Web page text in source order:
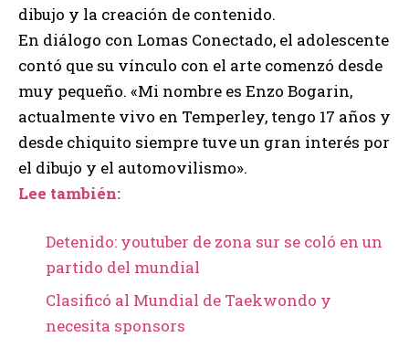
dibujo y la creación de contenido.
En diálogo con Lomas Conectado, el adolescente
contó que su vínculo con el arte comenzó desde
muy pequeño. «Mi nombre es Enzo Bogarin,
actualmente vivo en Temperley, tengo 17 años y
desde chiquito siempre tuve un gran interés por
el dibujo y el automovilismo».
Lee también:
Detenido: youtuber de zona sur se coló en un
partido del mundial
Clasificó al Mundial de Taekwondo y
necesita sponsors